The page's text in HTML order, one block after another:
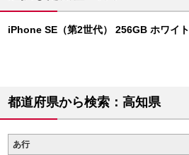
iPhone SE（第2世代） 256GB ホワイト
都道府県から検索：高知県
あ行